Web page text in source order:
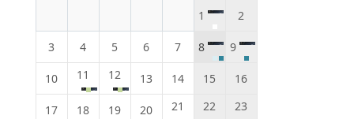
1 2
3 4 5 6 7 8 9
10 11 12 13 14 15 16
17 18 19 20 21 22 23